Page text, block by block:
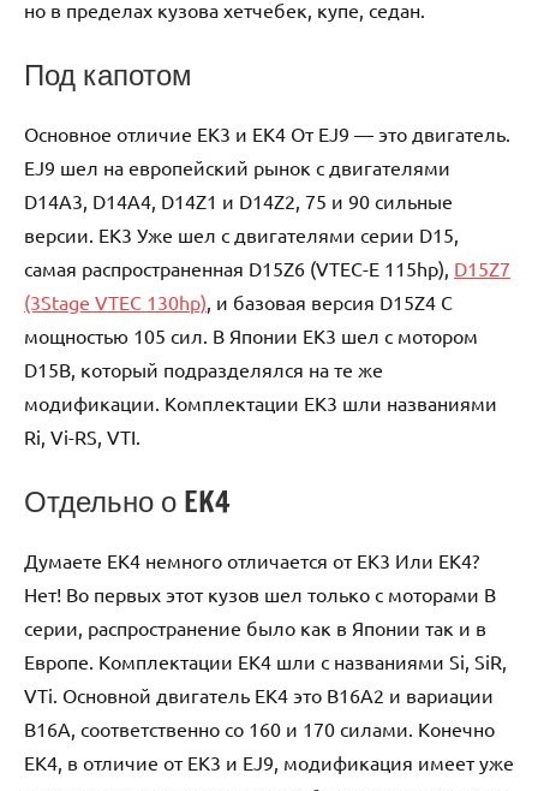
но в пределах кузова хетчебек, купе, седан.
Под капотом
Основное отличие EK3 и EK4 От EJ9 — это двигатель.
EJ9 шел на европейский рынок с двигателями
D14A3, D14A4, D14Z1 и D14Z2, 75 и 90 сильные
версии. EK3 Уже шел с двигателями серии D15,
самая распространенная D15Z6 (VTEC-E 115hp), D15Z7
(3Stage VTEC 130hp) , и базовая версия D15Z4 С
мощностью 105 сил. В Японии EK3 шел с мотором
D15B, который подразделялся на те же
модификации. Комплектации EK3 шли названиями
Ri, Vi-RS, VTI.
Отдельно о EK4
Думаете EK4 немного отличается от EK3 Или EK4?
Нет! Во первых этот кузов шел только с моторами B
серии, распространение было как в Японии так и в
Европе. Комплектации EK4 шли с названиями Si, SiR,
VTi. Основной двигатель EK4 это B16A2 и вариации
B16A, соответственно со 160 и 170 силами. Конечно
EK4, в отличие от EK3 и EJ9, модификация имеет уже